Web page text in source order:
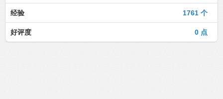
1761 个
经验
0 点
好评度